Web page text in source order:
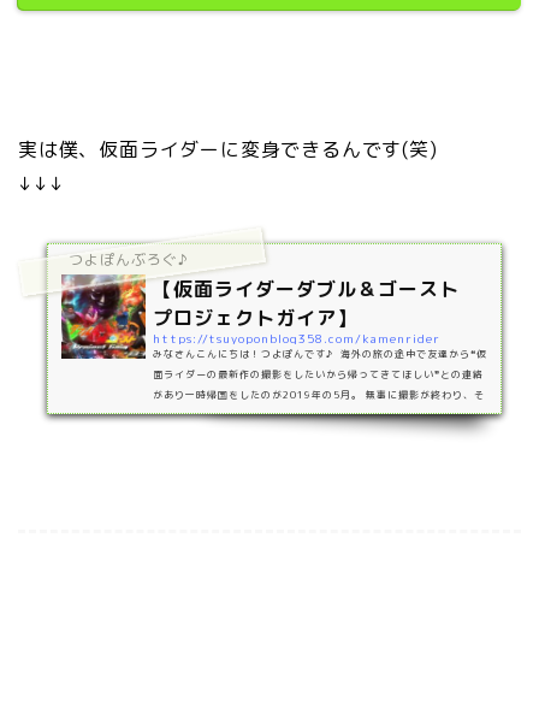
実は僕、仮面ライダーに変身できるんです(笑)
↓↓↓
つよぽんぶろぐ♪
【仮面ライダーダブル＆ゴースト
プロジェクトガイア】
https://tsuyoponblog358.com/kamenrider
みなさんこんにちは！つよぽんです♪ 海外の旅の途中で友達から❝仮
面ライダーの最新作の撮影をしたいから帰ってきてほしい❞との連絡
があり一時帰国をしたのが2019年の5月。 無事に撮影が終わり、そ
こから友達が仕事で忙しい中1年以上かけて編集をしてくれ 2020年8
月11日とうとう完成しました！！https://www.youtube.com/watc